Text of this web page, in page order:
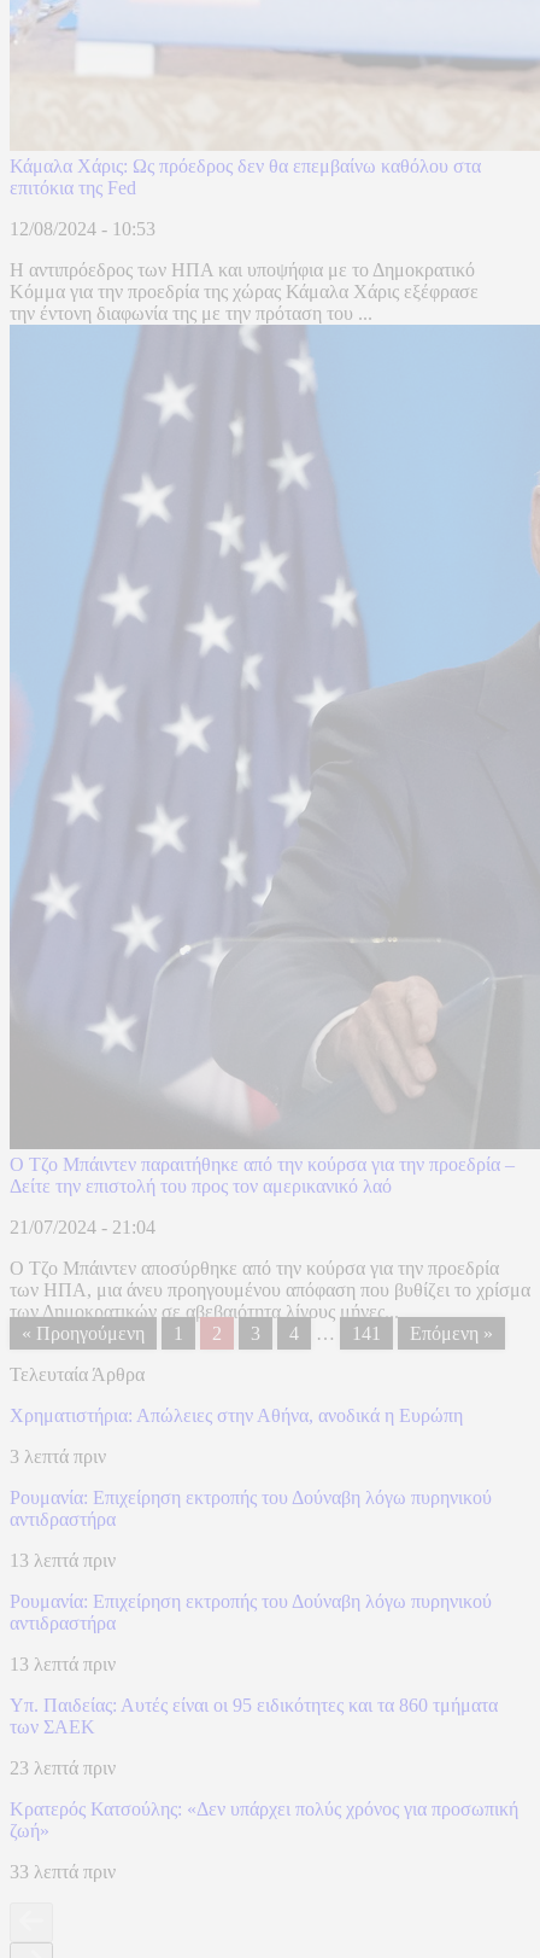
Κάμαλα Χάρις: Ως πρόεδρος δεν θα επεμβαίνω καθόλου στα
επιτόκια της Fed
12/08/2024 - 10:53
Η αντιπρόεδρος των ΗΠΑ και υποψήφια με το Δημοκρατικό
Κόμμα για την προεδρία της χώρας Κάμαλα Χάρις εξέφρασε
την έντονη διαφωνία της με την πρόταση του ...
Ο Τζο Μπάιντεν παραιτήθηκε από την κούρσα για την προεδρία –
Δείτε την επιστολή του προς τον αμερικανικό λαό
21/07/2024 - 21:04
Ο Τζο Μπάιντεν αποσύρθηκε από την κούρσα για την προεδρία
των ΗΠΑ, μια άνευ προηγουμένου απόφαση που βυθίζει το χρίσμα
των Δημοκρατικών σε αβεβαιότητα λίγους μήνες...
« Προηγούμενη
1 2 3 4 … 141
Επόμενη »
Τελευταία Άρθρα
Χρηματιστήρια: Απώλειες στην Αθήνα, ανοδικά η Ευρώπη
3 λεπτά πριν
Ρουμανία: Επιχείρηση εκτροπής του Δούναβη λόγω πυρηνικού
αντιδραστήρα
13 λεπτά πριν
Ρουμανία: Επιχείρηση εκτροπής του Δούναβη λόγω πυρηνικού
αντιδραστήρα
13 λεπτά πριν
Υπ. Παιδείας: Αυτές είναι οι 95 ειδικότητες και τα 860 τμήματα
των ΣΑΕΚ
23 λεπτά πριν
Κρατερός Κατσούλης: «Δεν υπάρχει πολύς χρόνος για προσωπική
ζωή»
33 λεπτά πριν